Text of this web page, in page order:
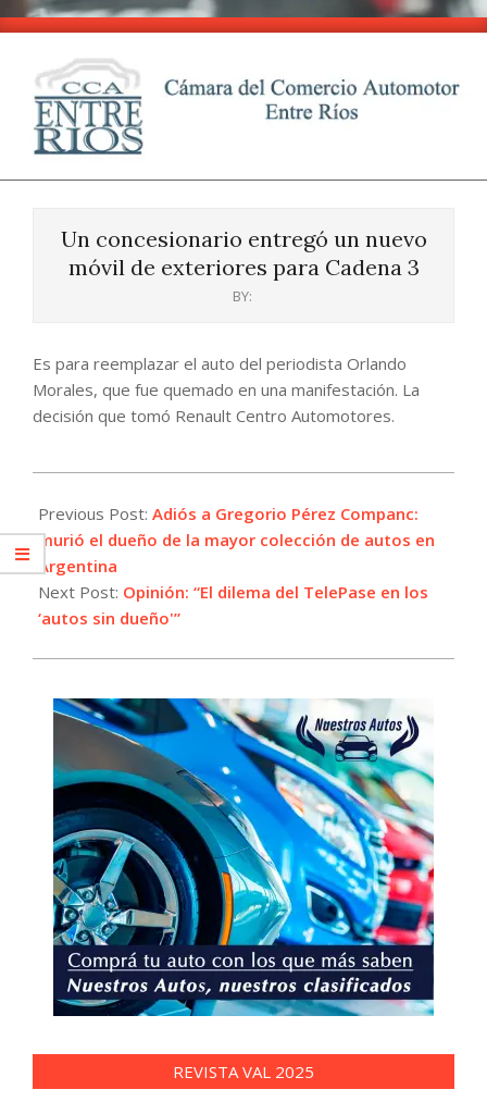
Skip
content
CCA
Entre
Ríos
Un concesionario entregó un nuevo
móvil de exteriores para Cadena 3
BY:
Es para reemplazar el auto del periodista Orlando
Morales, que fue quemado en una manifestación. La
decisión que tomó Renault Centro Automotores.
06-
19
Previous Post: Adiós a Gregorio Pérez Companc:
murió el dueño de la mayor colección de autos en
Argentina
Next Post: Opinión: “El dilema del TelePase en los
‘autos sin dueño'”
REVISTA VAL 2025